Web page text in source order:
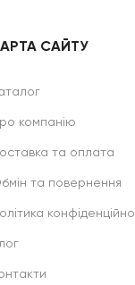
САЙТУ
компанію
та оплата
та повернення